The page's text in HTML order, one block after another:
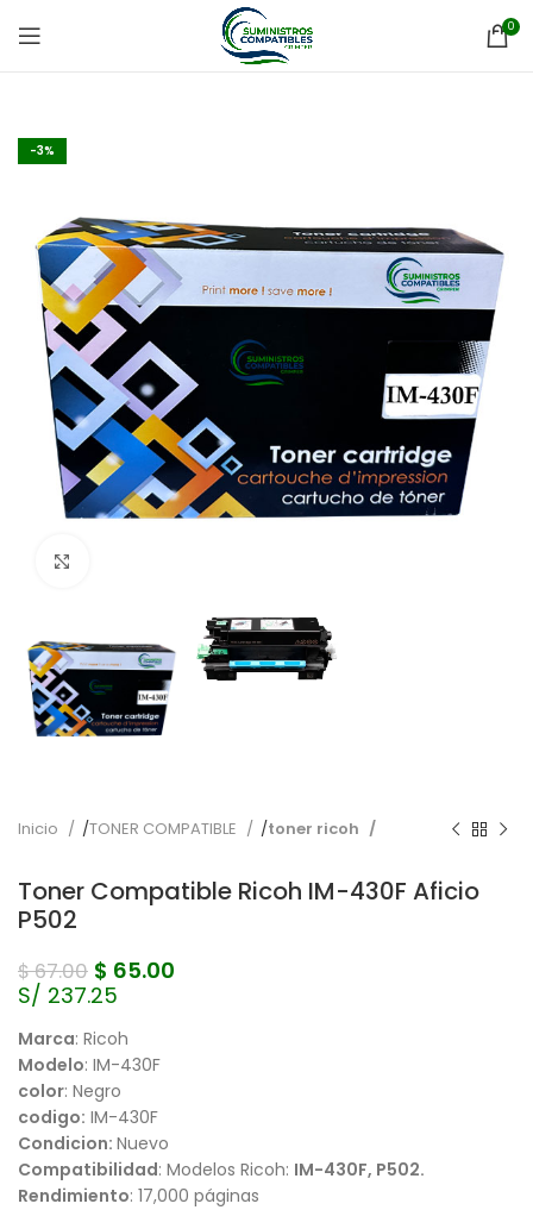
0
-3%
Inicio TONER COMPATIBLE toner ricoh
Toner Compatible Ricoh IM-430F Aficio
P502
$67.00 $ 65.00
S/ 237.25
Marca: Ricoh
Modelo: IM-430F
color: Negro
codigo: IM-430F
Condicion: Nuevo
Compatibilidad: Modelos Ricoh: IM-430F, P502.
Rendimiento: 17,000 páginas